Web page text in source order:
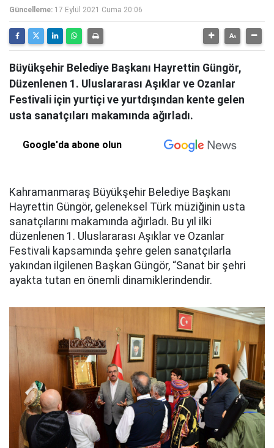
Güncelleme: 17 Eylül 2021 Cuma 20:06
Büyükşehir Belediye Başkanı Hayrettin Güngör,
Düzenlenen 1. Uluslararası Aşıklar ve Ozanlar
Festivali için yurtiçi ve yurtdışından kente gelen
usta sanatçıları makamında ağırladı.
Google'da abone olun
Kahramanmaraş Büyükşehir Belediye Başkanı
Hayrettin Güngör, geleneksel Türk müziğinin usta
sanatçılarını makamında ağırladı. Bu yıl ilki
düzenlenen 1. Uluslararası Aşıklar ve Ozanlar
Festivali kapsamında şehre gelen sanatçılarla
yakından ilgilenen Başkan Güngör, “Sanat bir şehri
ayakta tutan en önemli dinamiklerindendir.